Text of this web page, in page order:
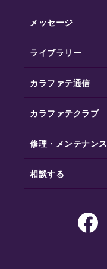
メッセージ
ライブラリー
カラファテ通信
カラファテクラブ
修理・メンテナンス
相談する